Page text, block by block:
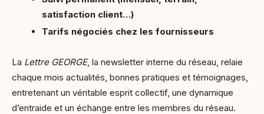
satisfaction client…)
Tarifs négociés chez les fournisseurs
La Lettre GEORGE, la newsletter interne du réseau, relaie
chaque mois actualités, bonnes pratiques et témoignages,
entretenant un véritable esprit collectif, une dynamique
d’entraide et un échange entre les membres du réseau.